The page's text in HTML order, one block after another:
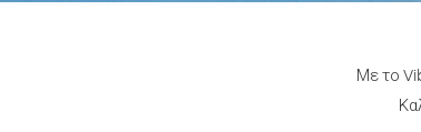
Με το